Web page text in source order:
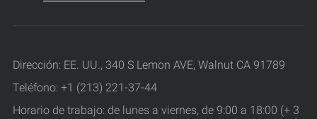
Dirección: EE. UU., 340 S Lemon AVE, Walnut CA 91789
Teléfono: +1 (213) 221-37-44
Horario de trabajo: de lunes a viernes, de 9:00 a 18:00 (+ 3